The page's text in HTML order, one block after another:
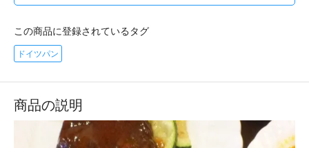
この商品に登録されているタグ
ドイツパン
商品の説明